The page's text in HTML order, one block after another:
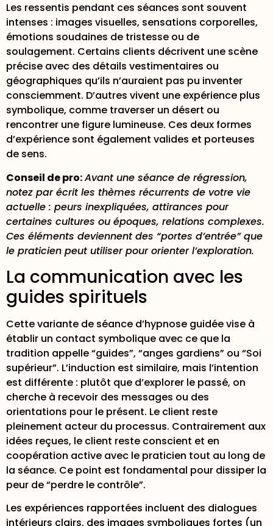
Les ressentis pendant ces séances sont souvent
intenses : images visuelles, sensations corporelles,
émotions soudaines de tristesse ou de
soulagement. Certains clients décrivent une scène
précise avec des détails vestimentaires ou
géographiques qu’ils n’auraient pas pu inventer
consciemment. D’autres vivent une expérience plus
symbolique, comme traverser un désert ou
rencontrer une figure lumineuse. Ces deux formes
d’expérience sont également valides et porteuses
de sens.
Conseil de pro:Avant une séance de régression,
notez par écrit les thèmes récurrents de votre vie
actuelle : peurs inexpliquées, attirances pour
certaines cultures ou époques, relations complexes.
Ces éléments deviennent des “portes d’entrée” que
le praticien peut utiliser pour orienter l’exploration.
La communication avec les
guides spirituels
Cette variante de séance d’hypnose guidée vise à
établir un contact symbolique avec ce que la
tradition appelle “guides”, “anges gardiens” ou “Soi
supérieur”. L’induction est similaire, mais l’intention
est différente : plutôt que d’explorer le passé, on
cherche à recevoir des messages ou des
orientations pour le présent. Le client reste
pleinement acteur du processus. Contrairement aux
idées reçues, le client reste conscient et en
coopération active avec le praticien tout au long de
la séance. Ce point est fondamental pour dissiper la
peur de “perdre le contrôle”.
Les expériences rapportées incluent des dialogues
intérieurs clairs, des images symboliques fortes (un